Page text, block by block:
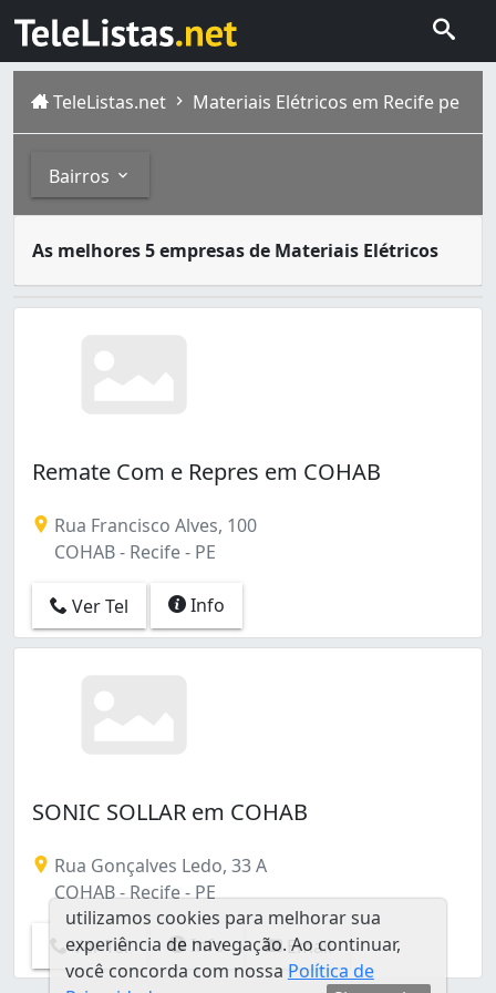
TeleListas.net Materiais Elétricos em Recife pe
Bairros
COHAB (2)
Cajueiro (1)
Campo Grande (3)
Casa Amarela (18)
Caxangá (1)
Cordeiro (3)
Ilha do Leite (4)
Ilha do Retiro (1)
Imbiribeira (14)
Ipsep (4)
Iputinga (4)
Jardim São Paulo (1)
Jiquiá (2)
Jordão (1)
As melhores 5 empresas de Materiais Elétricos
O Recife, considerada uma das capitais mais antigas
Remate Com e Repres em COHAB
Rua Francisco Alves, 100
COHAB - Recife - PE
Ver Tel Info
SONIC SOLLAR em COHAB
Rua Gonçalves Ledo, 33 A
COHAB - Recife - PE
Ver Tel Info Email
utilizamos cookies para melhorar sua
experiência de navegação. Ao continuar,
você concorda com nossa Política de